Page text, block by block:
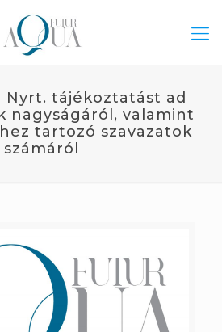
Nyrt. tájékoztatást ad
nagyságáról, valamint
tartozó szavazatok
számáról